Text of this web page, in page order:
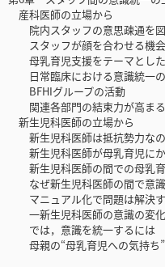
産科医師の立場から
院内スタッフの意思疎通を
スタッフが顔を合わせる機
母乳育児支援をテーマとし
日常臨床における意識統一
BFHIグループの活動
関連各部門の結束力が高まる
新生児科医師の立場から
新生児科医師は抵抗勢力な
新生児科医師が母乳育児に
新生児科医師の間での母乳
なぜ新生児科医師の間で意
マニュアル化で問題は解決
一新生児科医師の意識の変化
では，意識を統一するには
母親の“母乳育児への気持ち